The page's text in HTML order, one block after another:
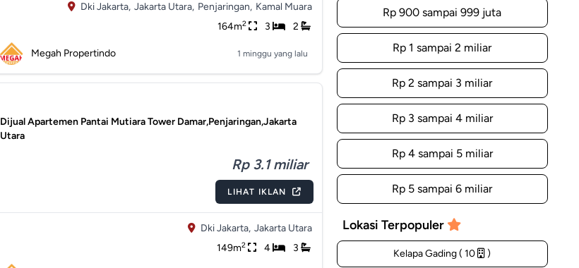
Dki Jakarta, Jakarta Utara, Penjaringan, Kamal Muara
164m2 3 2
Megah Propertindo 1 minggu yang lalu
Dijual Apartemen Pantai Mutiara Tower Damar,Penjaringan,Jakarta
Utara
Rp 3.1 miliar
LIHAT IKLAN
Dki Jakarta, Jakarta Utara
149m2 4 3
Rp 900 sampai 999 juta
Rp 1 sampai 2 miliar
Rp 2 sampai 3 miliar
Rp 3 sampai 4 miliar
Rp 4 sampai 5 miliar
Rp 5 sampai 6 miliar
Lokasi Terpopuler
Kelapa Gading ( 10 )